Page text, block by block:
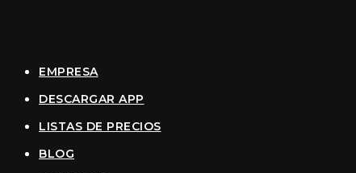
EMPRESA
DESCARGAR APP
LISTAS DE PRECIOS
BLOG